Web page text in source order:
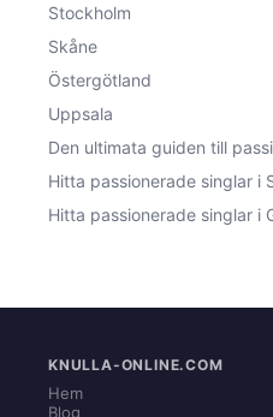
Stockholm
Skåne
Östergötland
Uppsala
Den ultimata guiden till
Hitta passionerade singlar i
Hitta passionerade singlar i
KNULLA-ONLINE.COM
Hem
Blog